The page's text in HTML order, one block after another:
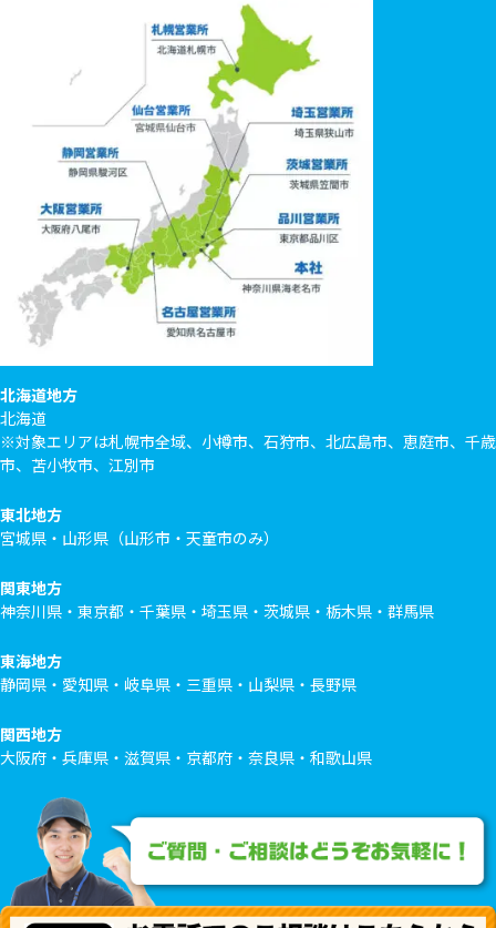
北海道地方
北海道
※対象エリアは札幌市全域、小樽市、石狩市、北広島市、恵庭市、千歳
市、苫小牧市、江別市
東北地方
宮城県・山形県（山形市・天童市のみ）
関東地方
神奈川県・東京都・千葉県・埼玉県・茨城県・栃木県・群馬県
東海地方
静岡県・愛知県・岐阜県・三重県・山梨県・長野県
関西地方
大阪府・兵庫県・滋賀県・京都府・奈良県・和歌山県